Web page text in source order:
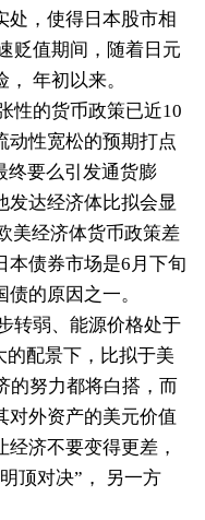
处，使得日本股市相
贬值期间，随着日元
年初以来。
性的货币政策已近10
动性宽松的预期打点
终要么引发通货膨
发达经济体比拟会显
美经济体货币政策差
本债券市场是6月下旬
的原因之一。
转弱、能源价格处于
的配景下，比拟于美
的努力都将白搭，而
对外资产的美元价值
济不要变得更差，
顶对决”， 另一方